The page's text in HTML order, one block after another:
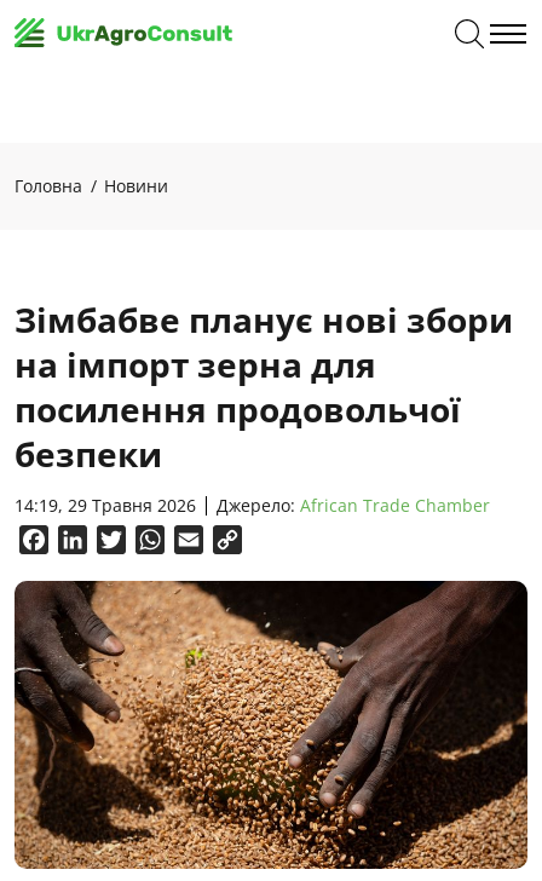
Головна Новини
Зімбабве планує нові збори
на імпорт зерна для
посилення продовольчої
безпеки
14:19, 29 Травня 2026 Джерело: African Trade Chamber
FacebookLinkedInTwitterWhatsApp
Email